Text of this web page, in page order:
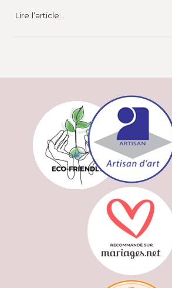
Lire l’article…